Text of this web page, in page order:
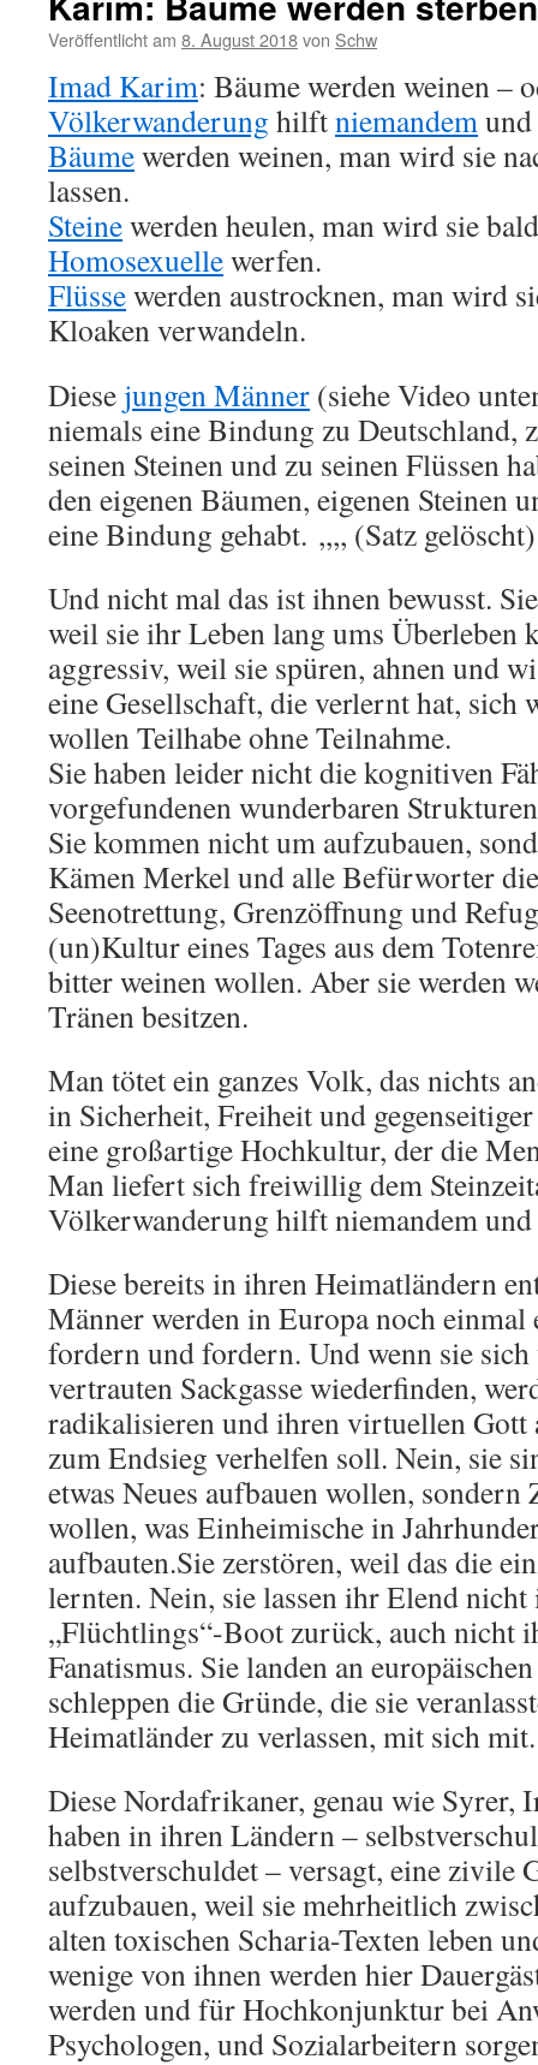
Veröffentlicht am 8. August 2018von Schw
Imad Karim: Bäume werden weinen –
Völkerwanderung hilftniemandem
Bäumewerden weinen, man wird sie
lassen.
Steinewerden heulen, man wird sie
Homosexuellewerfen.
Flüssewerden austrocknen, man wird
Kloaken verwandeln.
Diese jungen Männer (siehe Video
niemals eine Bindung zu Deutschland,
seinen Steinen und zu seinen Flüssen
den eigenen Bäumen, eigenen Steinen
eine Bindung gehabt. ,,,, (Satz
Und nicht mal das ist ihnen bewusst.
weil sie ihr Leben lang ums Überleben
aggressiv, weil sie spüren, ahnen und
eine Gesellschaft, die verlernt hat, sich
wollen Teilhabe ohne Teilnahme.
Sie haben leider nicht die kognitiven
vorgefundenen wunderbaren
Sie kommen nicht um aufzubauen,
Kämen Merkel und alle Befürworter
Seenotrettung, Grenzöffnung und
(un)Kultur eines Tages aus dem
bitter weinen wollen. Aber sie werden
Tränen besitzen.
Man tötet ein ganzes Volk, das nichts
in Sicherheit, Freiheit und
eine großartige Hochkultur, der die
Man liefert sich freiwillig dem
Völkerwanderung hilft niemandem und
Diese bereits in ihren Heimatländern
Männer werden in Europa noch einmal
fordern und fordern. Und wenn sie
vertrauten Sackgasse wiederfinden,
radikalisieren und ihren virtuellen Gott
zum Endsieg verhelfen soll. Nein, sie
etwas Neues aufbauen wollen, sondern
wollen, was Einheimische in
aufbauten.Sie zerstören, weil das die
lernten. Nein, sie lassen ihr Elend
„Flüchtlings“-Boot zurück, auch nicht
Fanatismus. Sie landen an
schleppen die Gründe, die sie
Heimatländer zu verlassen, mit sich mit.
Diese Nordafrikaner, genau wie
haben in ihren Ländern –
selbstverschuldet – versagt, eine zivile
aufzubauen, weil sie mehrheitlich
alten toxischen Scharia-Texten leben
wenige von ihnen werden hier
werden und für Hochkonjunktur bei
Psychologen, und Sozialarbeitern